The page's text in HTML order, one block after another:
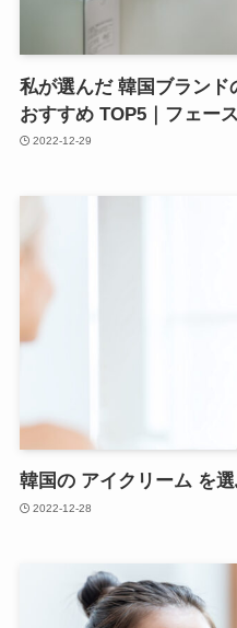
私が選んだ 韓国ブランド
おすすめ TOP5｜フェー
2022-12-29
韓国の アイクリーム を
2022-12-28